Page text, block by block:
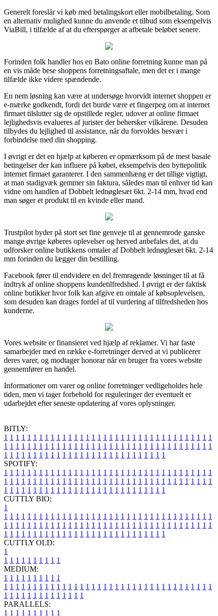
Generelt foreslår vi køb med betalingskort eller mobilbetaling. Som
en alternativ mulighed kunne du anvende et tilbud som eksempelvis
ViaBill, i tilfælde af at du efterspørger at afbetale beløbet senere.
Forinden folk handler hos en Bato online forretning kunne man på
en vis måde bese shoppens forretningsaftale, men det er i mange
tilfælde ikke videre spændende.
En nem løsning kan være at undersøge hvorvidt internet shoppen er
e-mærke godkendt, fordi det burde være et fingerpeg om at internet
firmaet tilslutter sig de opstillede regler, udover at online firmaet
lejlighedsvis evalueres af jurister der behersker vilkårene. Desuden
tilbydes du lejlighed til assistance, når du forvoldes besvær i
forbindelse med din shopping.
I øvrigt er det en hjælp at køberen er opmærksom på de mest basale
betingelser der kan influere på købet, eksempelvis den byttepolitik
internet firmaet garanterer. I den sammenhæng er det tillige vigtigt,
at man stadigvæk gemmer sin faktura, således man til enhver tid kan
vidne om handlen af Dobbelt lednøglesæt 6kt. 2-14 mm, hvad end
man søger et produkt til en kvinde eller mand.
Trustpilot byder på stort set fine genveje til at gennemrode ganske
mange øvrige køberes oplevelser og herved anbefales det, at du
udforsker online butikkens omtaler af Dobbelt lednøglesæt 6kt. 2-14
mm forinden du lægger din bestilling.
Facebook fører til endvidere en del fremragende løsninger til at få
indtryk af online shoppens kundetilfredshed. I øvrigt er der faktisk
online butikker hvor folk kan afgive en omtale af købsoplevelsen,
som desuden kan drages fordel af til vurdering af tilfredsheden hos
kunderne.
Vores website er finansieret ved hjælp af reklamer. Vi har faste
samarbejder med en række e-forretninger derved at vi publicerer
deres varer, og modtager honorar når en bruger fra vores website
gennemfører en handel.
Informationer om varer og online forretninger vedligeholdes hele
tiden, men vi tager forbehold for reguleringer der eventuelt er
udarbejdet efter seneste opdatering af vores oplysninger.
BITLY:
1 1 1 1 1 1 1 1 1 1 1 1 1 1 1 1 1 1 1 1 1 1 1 1 1 1 1 1 1 1 1 1 1 1 1 1
1 1 1 1 1 1 1 1 1 1 1 1 1 1 1 1 1 1 1 1 1 1 1 1 1 1 1 1 1 1 1 1 1 1 1 1
1 1 1 1 1 1 1 1 1 1 1 1 1 1 1 1 1 1 1 1 1 1 1 1 1 1 1 1
SPOTIFY:
1 1 1 1 1 1 1 1 1 1 1 1 1 1 1 1 1 1 1 1 1 1 1 1 1 1 1 1 1 1 1 1 1 1 1 1
1 1 1 1 1 1 1 1 1 1 1 1 1 1 1 1 1 1 1 1 1 1 1 1 1 1 1 1 1 1 1 1 1 1 1 1
1 1 1 1 1 1 1 1 1 1 1 1 1 1 1 1 1 1 1 1 1 1 1 1 1 1 1 1
CUTTLY BIO:
1
1 1 1 1 1 1 1 1 1 1 1 1 1 1 1 1 1 1 1 1 1 1 1 1 1 1 1 1 1 1 1 1 1 1 1 1
1 1 1 1 1 1 1 1 1 1 1 1 1 1 1 1 1 1 1 1 1 1 1 1 1 1 1 1 1 1 1 1 1 1 1 1
1 1 1 1 1 1 1 1 1 1 1 1 1 1 1 1 1 1 1 1 1 1 1 1 1 1 1 1
CUTTLY OLD:
1
1 1 1 1 1 1 1 1 1 1
MEDIUM:
1 1 1 1 1 1 1 1 1 1
1 1 1 1 1 1 1 1 1 1 1 1 1 1 1 1 1 1 1 1 1 1 1 1 1 1 1 1 1 1 1 1 1 1 1 1
1 1 1 1 1 1 1 1 1 1 1 1 1 1
PARALLELS:
1 1 1 1 1 1 1 1 1 1